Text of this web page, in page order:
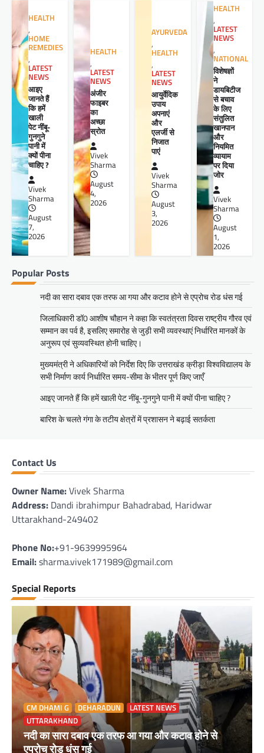
HEALTH
,
HOME
REMEDIES
,
LATEST
NEWS
आइए
जानते हैं
कि हमें
खाली
पेट नींबू-
गुनगुने
पानी में
क्यों पीना
चाहिए ?
Vivek
Sharma
August
7,
2026
HEALTH
,
LATEST
NEWS
अंजीर
फाइबर
का
अच्छा
स्रोत
Vivek
Sharma
August
4,
2026
AYURVEDA
,
HEALTH
,
LATEST
NEWS
आयुर्वेदिक
उपाय
अपनाएं
और
एलर्जी से
निजात
पाएं
Vivek
Sharma
August
3,
2026
HEALTH
,
LATEST
NEWS
,
NATIONAL
विशेषज्ञों
ने
डायबिटीज
से बचाव
के लिए
संतुलित
खानपान
और
नियमित
व्यायाम
पर दिया
जोर
Vivek
Sharma
August
1,
2026
Popular Posts
नदी का सारा दबाव एक तरफ आ गया और कटाव होने से एप्रोच रोड धंस गई
जिलाधिकारी डॉ0 आशीष चौहान ने कहा कि स्वतंत्रता दिवस राष्ट्रीय गौरव एवं
सम्मान का पर्व है, इसलिए समारोह से जुड़ी सभी व्यवस्थाएं निर्धारित मानकों के
अनुरूप एवं सुव्यवस्थित होनी चाहिए।
मुख्यमंत्री ने अधिकारियों को निर्देश दिए कि उत्तराखंड क्रीड़ा विश्वविद्यालय के
सभी निर्माण कार्य निर्धारित समय-सीमा के भीतर पूर्ण किए जाएँ
आइए जानते हैं कि हमें खाली पेट नींबू-गुनगुने पानी में क्यों पीना चाहिए ?
बारिश के चलते गंगा के तटीय क्षेत्रों में प्रशासन ने बढ़ाई सतर्कता
Contact Us
Owner Name:Vivek Sharma
Address: Dandi ibrahimpur Bahadrabad, Haridwar
Uttarakhand-249402
Phone No:+91-9639995964
Email:sharma.vivek171989@gmail.com
Special Reports
CM DHAMI G DEHARADUN
LATEST NEWS
UTTARAKHAND
नदी का सारा दबाव एक तरफ आ गया और कटाव होने से
एप्रोच रोड धंस गई